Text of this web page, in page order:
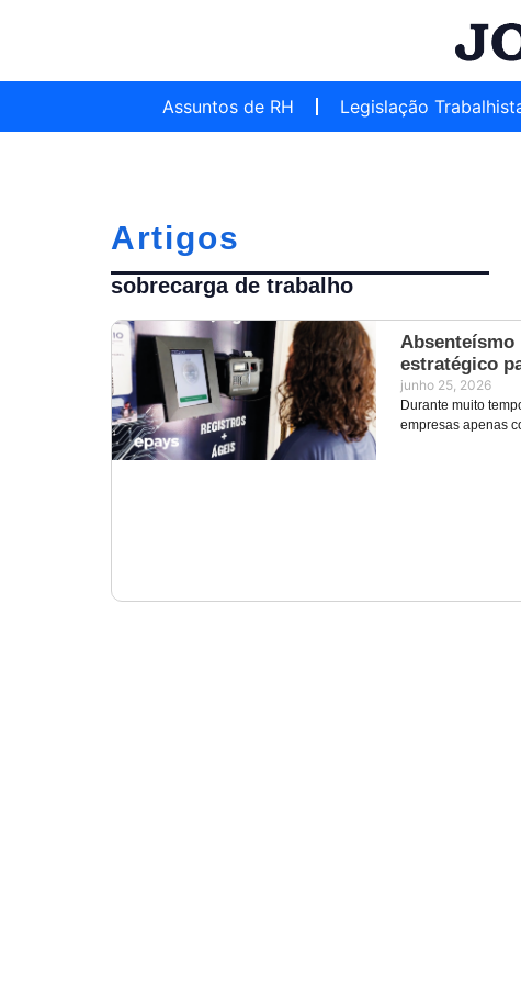
Assuntos de RH Legislação
Artigos
sobrecarga de trabalho
estratégico
junho 25, 2026
Durante muito
empresas apenas